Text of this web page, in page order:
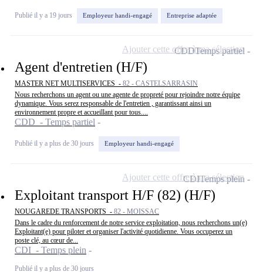
Publié il y a 19 jours Employeur handi-engagé Entreprise adaptée
Agent d'entretien (H/F)
MASTER NET MULTISERVICES - 82 - CASTELSARRASIN
Nous recherchons un agent ou une agente de propreté pour rejoindre notre équipe
dynamique. Vous serez responsable de l'entretien , garantissant ainsi un
environnement propre et accueillant pour tous....
CDD - Temps partiel
Publié il y a plus de 30 jours Employeur handi-engagé
CDDTemps partiel
Ajouter cette offre à ma sélection
Exploitant transport H/F (82) (H/F)
NOUGAREDE TRANSPORTS - 82 - MOISSAC
Dans le cadre du renforcement de notre service exploitation, nous recherchons un(e)
Exploitant(e) pour piloter et organiser l'activité quotidienne. Vous occuperez un
poste clé, au cœur de...
CDI - Temps plein
Publié il y a plus de 30 jours
CDITemps plein
Ajouter cette offre à ma sélection